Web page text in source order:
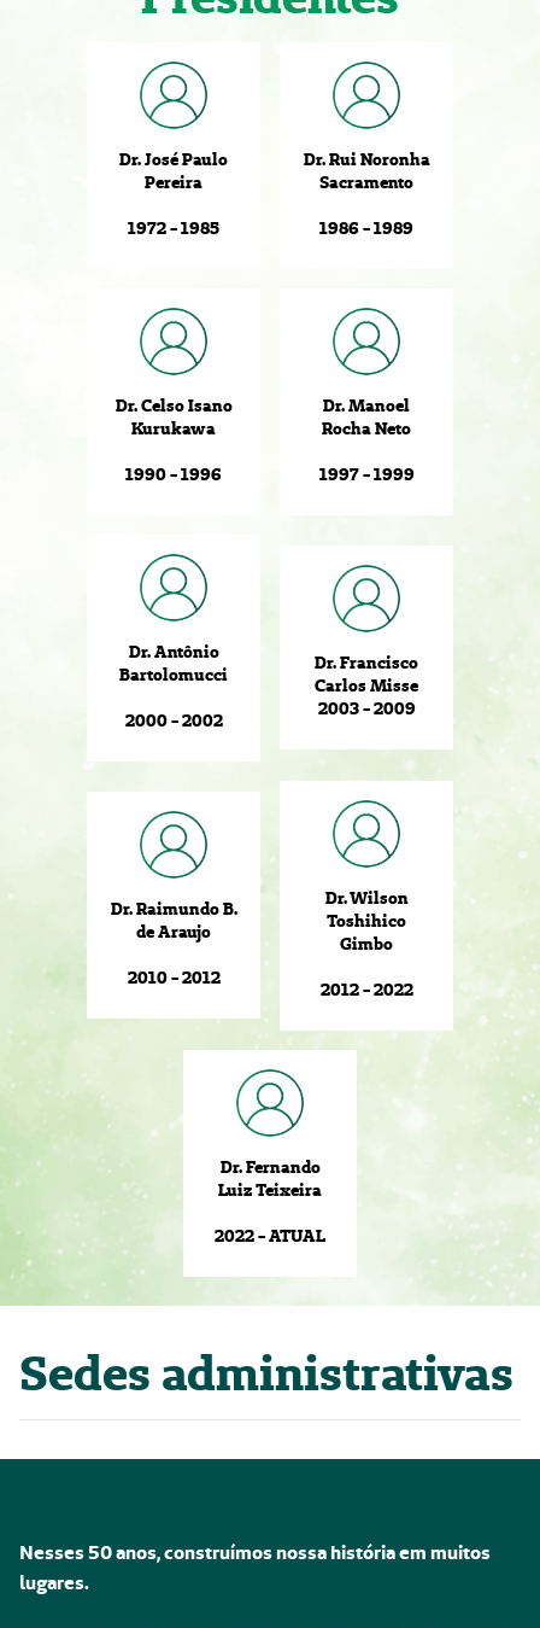
Dr. José Paulo
Pereira
1972 - 1985
Dr. Rui Noronha
Sacramento
1986 - 1989
Dr. Celso Isano
Kurukawa
1990 - 1996
Dr. Manoel
Rocha Neto
1997 - 1999
Dr. Antônio
Bartolomucci
2000 - 2002
Dr. Francisco
Carlos Misse
2003 - 2009
Dr. Raimundo B.
de Araujo
2010 - 2012
Dr. Wilson
Toshihico
Gimbo
2012 - 2022
Dr. Fernando
Luiz Teixeira
2022 - ATUAL
Sedes administrativas
Nesses 50 anos, construímos nossa história em muitos
lugares.